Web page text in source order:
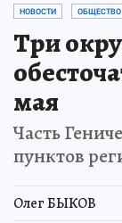
НОВОСТИ ОБЩЕСТВО
Три
мая
Часть
пунктов
Олег БЫКОВ